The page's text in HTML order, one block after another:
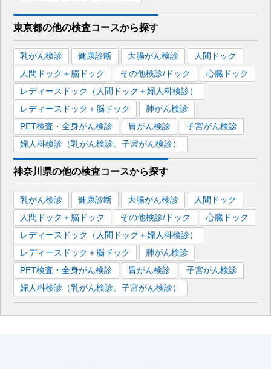
東京都の他の検査コースから探す
乳がん検診 健康診断 大腸がん検診
人間ドック
人間ドック＋脳ドック
その他検診/ドック
心臓ドック
レディースドック（人間ドック＋婦人科検診）
レディースドック＋脳ドック
肺がん検診
PET検査・全身がん検診
胃がん検診
子宮がん検診
婦人科検診（乳がん検診、子宮がん検診）
神奈川県の他の検査コースから探す
乳がん検診 健康診断 大腸がん検診
人間ドック
人間ドック＋脳ドック
その他検診/ドック
心臓ドック
レディースドック（人間ドック＋婦人科検診）
レディースドック＋脳ドック
肺がん検診
PET検査・全身がん検診
胃がん検診
子宮がん検診
婦人科検診（乳がん検診、子宮がん検診）